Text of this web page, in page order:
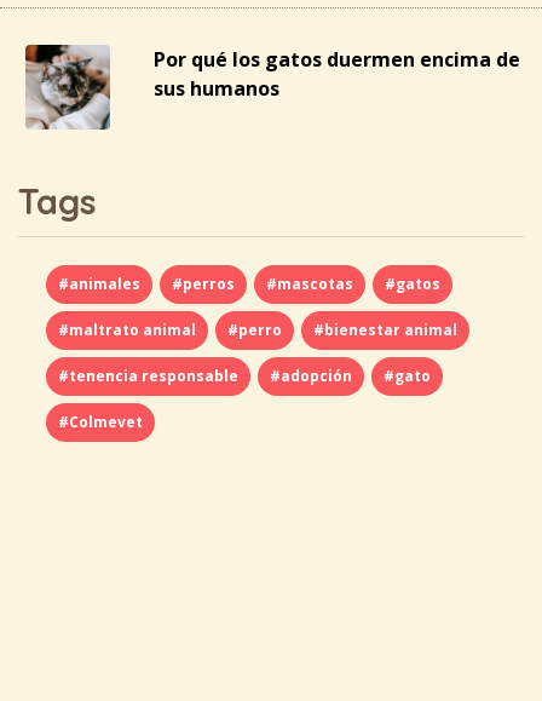
Por qué los gatos duermen encima de
sus humanos
Tags
#animales #perros #mascotas #gatos
#maltrato animal #perro #bienestar animal
#tenencia responsable #adopción #gato
#Colmevet